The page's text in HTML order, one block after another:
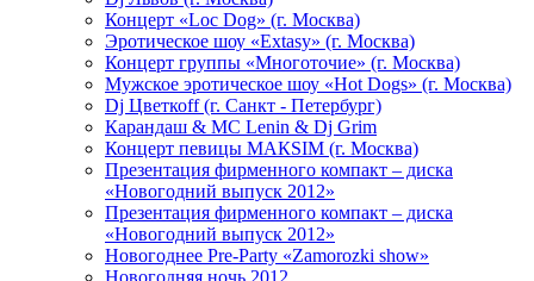
Концерт «Loc Dog» (г. Москва)
Эротическое шоу «Extasy» (г. Москва)
Концерт группы «Многоточие» (г. Москва)
Мужское эротическое шоу «Hot Dogs» (г. Москва)
Dj Цветкоff (г. Санкт - Петербург)
Карандаш & МС Lenin & Dj Grim
Концерт певицы МАКSIМ (г. Москва)
Презентация фирменного компакт – диска
«Новогодний выпуск 2012»
Презентация фирменного компакт – диска
«Новогодний выпуск 2012»
Новогоднее Pre-Party «Zamorozki show»
Новогодняя ночь 2012